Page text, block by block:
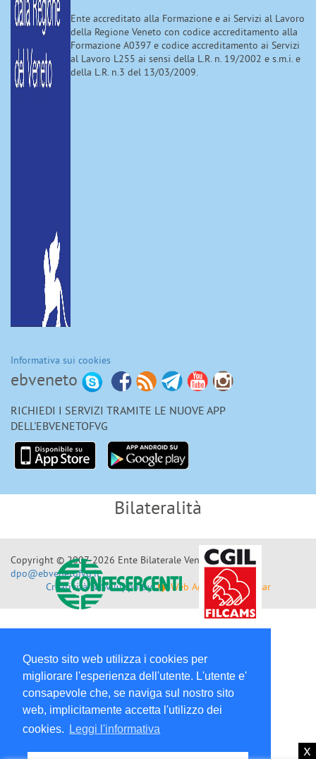
Questo sito web utilizza i cookies per
migliorare l'esperienza dell'utente. L'utente e'
consapevole che, se naviga sul nostro sito
web, implicitamente accetta l'utilizzo dei
cookies.
Leggi l'informativa
x
Ente accreditato alla Formazione e ai Servizi al Lavoro
della Regione Veneto con codice accreditamento alla
Formazione A0397 e codice accreditamento ai Servizi
al Lavoro L255 ai sensi della L.R. n. 19/2002 e s.m.i. e
della L.R. n.3 del 13/03/2009.
Informativa sui cookies
ebveneto
RICHIEDI I SERVIZI TRAMITE LE NUOVE APP
DELL'EBVENETOFVG
Bilateralità
Copyright © 2007-2026 Ente Bilaterale Veneto F.V.G.
dpo@ebvenetofvg.it
Creatività & Sviluppo by
Web Agency by Telemar